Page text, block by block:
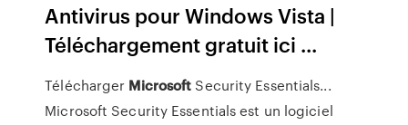
Antivirus pour Windows Vista |
Téléchargement gratuit ici ...
Télécharger Microsoft Security Essentials...
Microsoft Security Essentials est un logiciel